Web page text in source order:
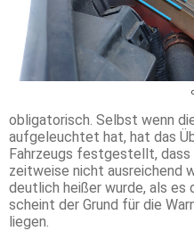
obligatorisch. Selbst wenn
aufgeleuchtet hat, hat das
Fahrzeugs festgestellt, dass
zeitweise nicht ausreichend
deutlich heißer wurde, als
scheint der Grund für die
liegen.